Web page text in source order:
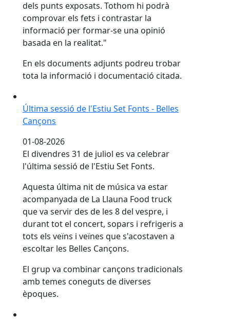
dels punts exposats. Tothom hi podrà
comprovar els fets i contrastar la
informació per formar-se una opinió
basada en la realitat."
En els documents adjunts podreu trobar
tota la informació i documentació citada.
Última sessió de l'Estiu Set Fonts - Belles
Cançons
01-08-2026
El divendres 31 de juliol es va celebrar
l'última sessió de l'Estiu Set Fonts.
Aquesta última nit de música va estar
acompanyada de La Llauna Food truck
que va servir des de les 8 del vespre, i
durant tot el concert, sopars i refrigeris a
tots els veïns i veïnes que s'acostaven a
escoltar les Belles Cançons.
El grup va combinar cançons tradicionals
amb temes coneguts de diverses
èpoques.